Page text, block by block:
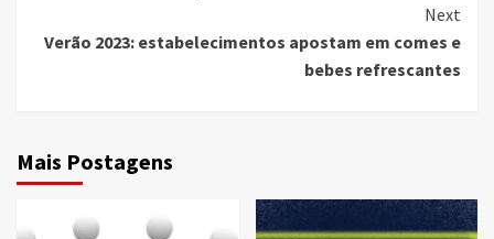
Next
Verão 2023: estabelecimentos apostam em comes e
bebes refrescantes
Mais Postagens